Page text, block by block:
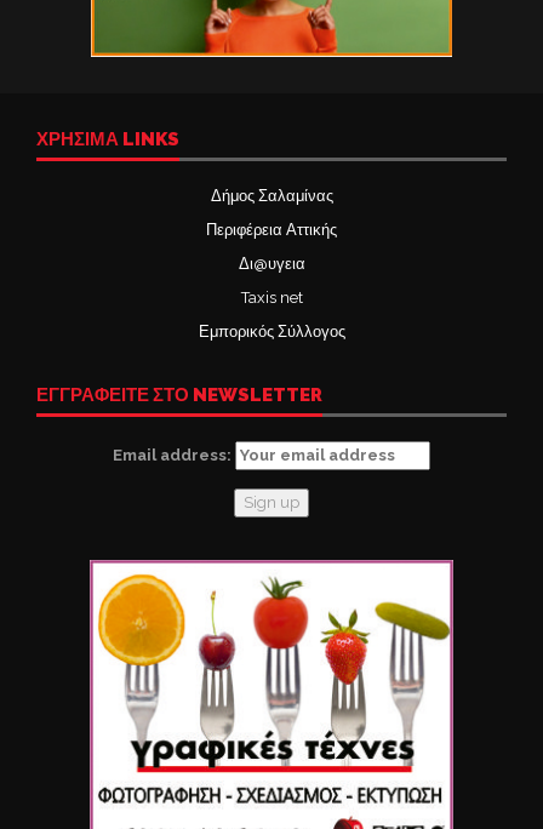
ΧΡΉΣΙΜΑ LINKS
Δήμος Σαλαμίνας
Περιφέρεια Αττικής
Δι@υγεια
Taxis net
Εμπορικός Σύλλογος
ΕΓΓΡΑΦΕΙΤΕ ΣΤΟ NEWSLETTER
Email address: